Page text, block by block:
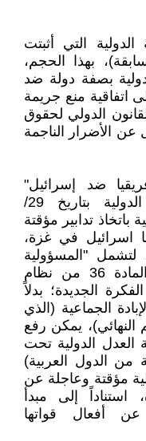
الدولية التي أثبتت
بهذا الحجم،
بصفة دولة ضد
اتفاقية منع جريمة
لعام 1948 ؛وإلى القانون الدولي لحقوق
عن الأضرار الناجمة
ضد إسرائيل"
المرفوعة أمام محكمة العدل الدولية بتاريخ 29/
باتخاذ تدابير مؤقتة
اسرائيل في غزة،
"المسؤولية
الدولية عن التعويضات" بموجب المادة 36 من نظام
الجديدة؛ بدلاً
الجماعية (الذي
النهائي)، يمكن رفع
الدولية تحت
الدول العربية)
مؤقتة وعاجلة عن
استناداً إلى مبدأ
عن أفعال قواتها